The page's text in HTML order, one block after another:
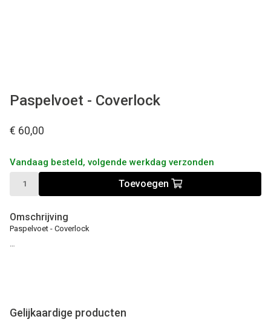
Paspelvoet - Coverlock
€ 60,00
Vandaag besteld, volgende werkdag verzonden
Toevoegen
Omschrijving
Paspelvoet - Coverlock
Gelijkaardige producten